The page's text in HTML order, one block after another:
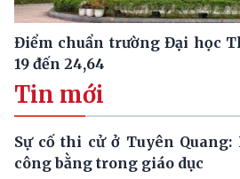
Điểm chuẩn trường Đại học
19 đến 24,64
Tin mới
Sự cố thi cử ở Tuyên Quang:
công bằng trong giáo dục